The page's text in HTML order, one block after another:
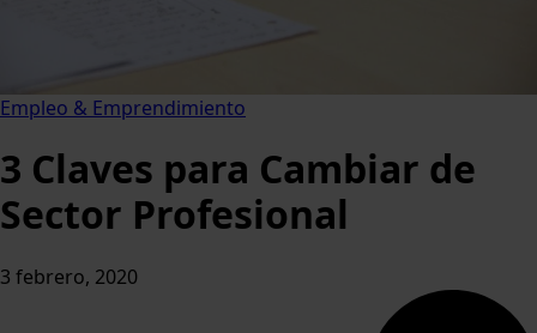
Empleo & Emprendimiento
3 Claves para Cambiar de
Sector Profesional
3 febrero, 2020